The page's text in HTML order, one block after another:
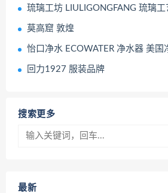
琉璃工坊 LIULIGONGFANG 琉璃
莫高窟 敦煌
怡口净水 ECOWATER 净水器 美国
回力1927 服装品牌
搜索更多
最新